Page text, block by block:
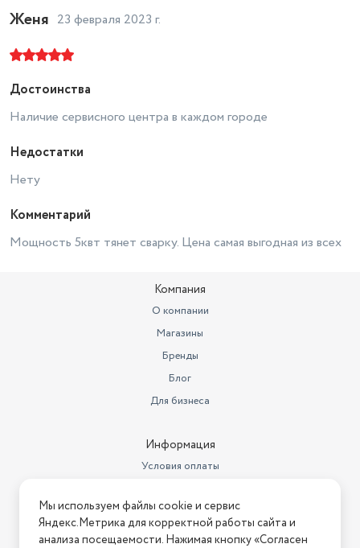
Женя 23 февраля 2023 г.
Достоинства
Наличие сервисного центра в каждом городе
Недостатки
Нету
Комментарий
Мощность 5квт тянет сварку. Цена самая выгодная из всех
Компания
О компании
Магазины
Бренды
Блог
Для бизнеса
Информация
Условия оплаты
Условия возврата
Нашли ошибку на сайте? Напишите нам
Мы используем файлы cookie и сервис
Яндекс.Метрика для корректной работы сайта и
анализа посещаемости. Нажимая кнопку «Согласен